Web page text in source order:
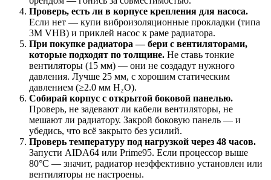
Проверь, есть ли в корпусе крепления для насоса.
Если нет — купи виброизоляционные прокладки (типа
3M VHB) и приклей насос к раме радиатора.
При покупке радиатора — бери с вентиляторами,
которые подходят по толщине. Не ставь тонкие
вентиляторы (15 мм) — они не создадут нужного
давления. Лучше 25 мм, с хорошим статическим
давлением (≥2.0 мм H₂O).
Собирай корпус с открытой боковой панелью.
Проверь, не задевают ли кабели вентиляторы, не
мешают ли радиатору. Закрой боковую панель — и
убедись, что всё закрыто без усилий.
Проверь температуру под нагрузкой через 48 часов.
Запусти AIDA64 или Prime95. Если процессор выше
80°C — значит, радиатор неэффективно установлен или
вентиляторы не настроены.